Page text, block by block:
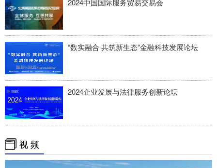
2024中国国际服务贸易交易会
“数实融合 共筑新生态”金融科技发展论坛
2024企业发展与法律服务创新论坛
视 频